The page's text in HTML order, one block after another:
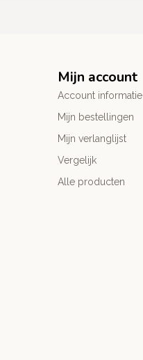
Mijn account
Account informatie
Mijn bestellingen
Mijn verlanglijst
Vergelijk
Alle producten